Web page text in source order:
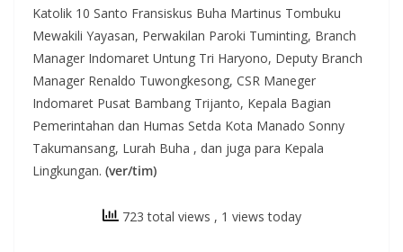
Katolik 10 Santo Fransiskus Buha Martinus Tombuku
Mewakili Yayasan, Perwakilan Paroki Tuminting, Branch
Manager Indomaret Untung Tri Haryono, Deputy Branch
Manager Renaldo Tuwongkesong, CSR Maneger
Indomaret Pusat Bambang Trijanto, Kepala Bagian
Pemerintahan dan Humas Setda Kota Manado Sonny
Takumansang, Lurah Buha , dan juga para Kepala
Lingkungan. (ver/tim)
723 total views , 1 views today